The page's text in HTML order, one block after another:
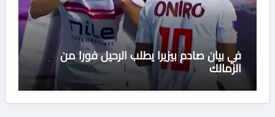
في بيان صادم بيزيرا يطلب الرحيل فورا من
الزمالك